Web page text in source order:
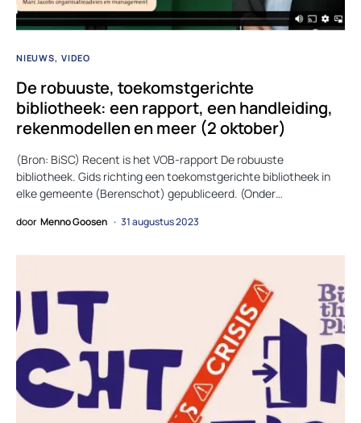
NIEUWS VIDEO
De robuuste, toekomstgerichte
bibliotheek: een rapport, een handleiding,
rekenmodellen en meer (2 oktober)
(Bron: BiSC) Recent is het VOB-rapport De robuuste
bibliotheek. Gids richting een toekomstgerichte bibliotheek in
elke gemeente (Berenschot) gepubliceerd. (Onder…
door Menno Goosen 31 augustus 2023